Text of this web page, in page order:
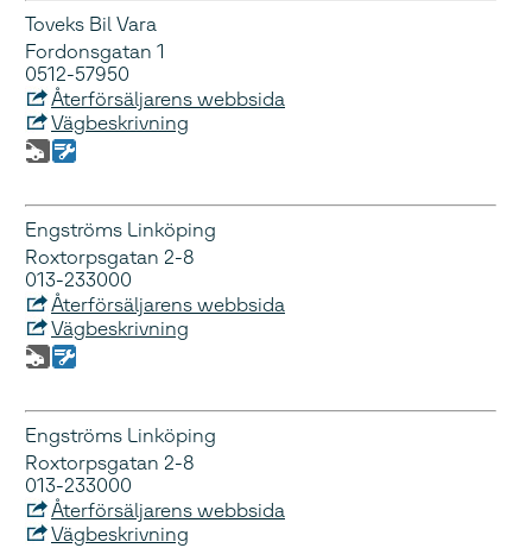
Toveks Bil Vara
Fordonsgatan 1
0512-57950
Återförsäljarens webbsida
Vägbeskrivning
Engströms Linköping
Roxtorpsgatan 2-8
013-233000
Återförsäljarens webbsida
Vägbeskrivning
Engströms Linköping
Roxtorpsgatan 2-8
013-233000
Återförsäljarens webbsida
Vägbeskrivning